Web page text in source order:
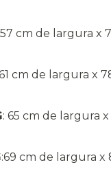
57 cm de largura x
cm de largura x
: 65 cm de largura
:69 cm de largura x